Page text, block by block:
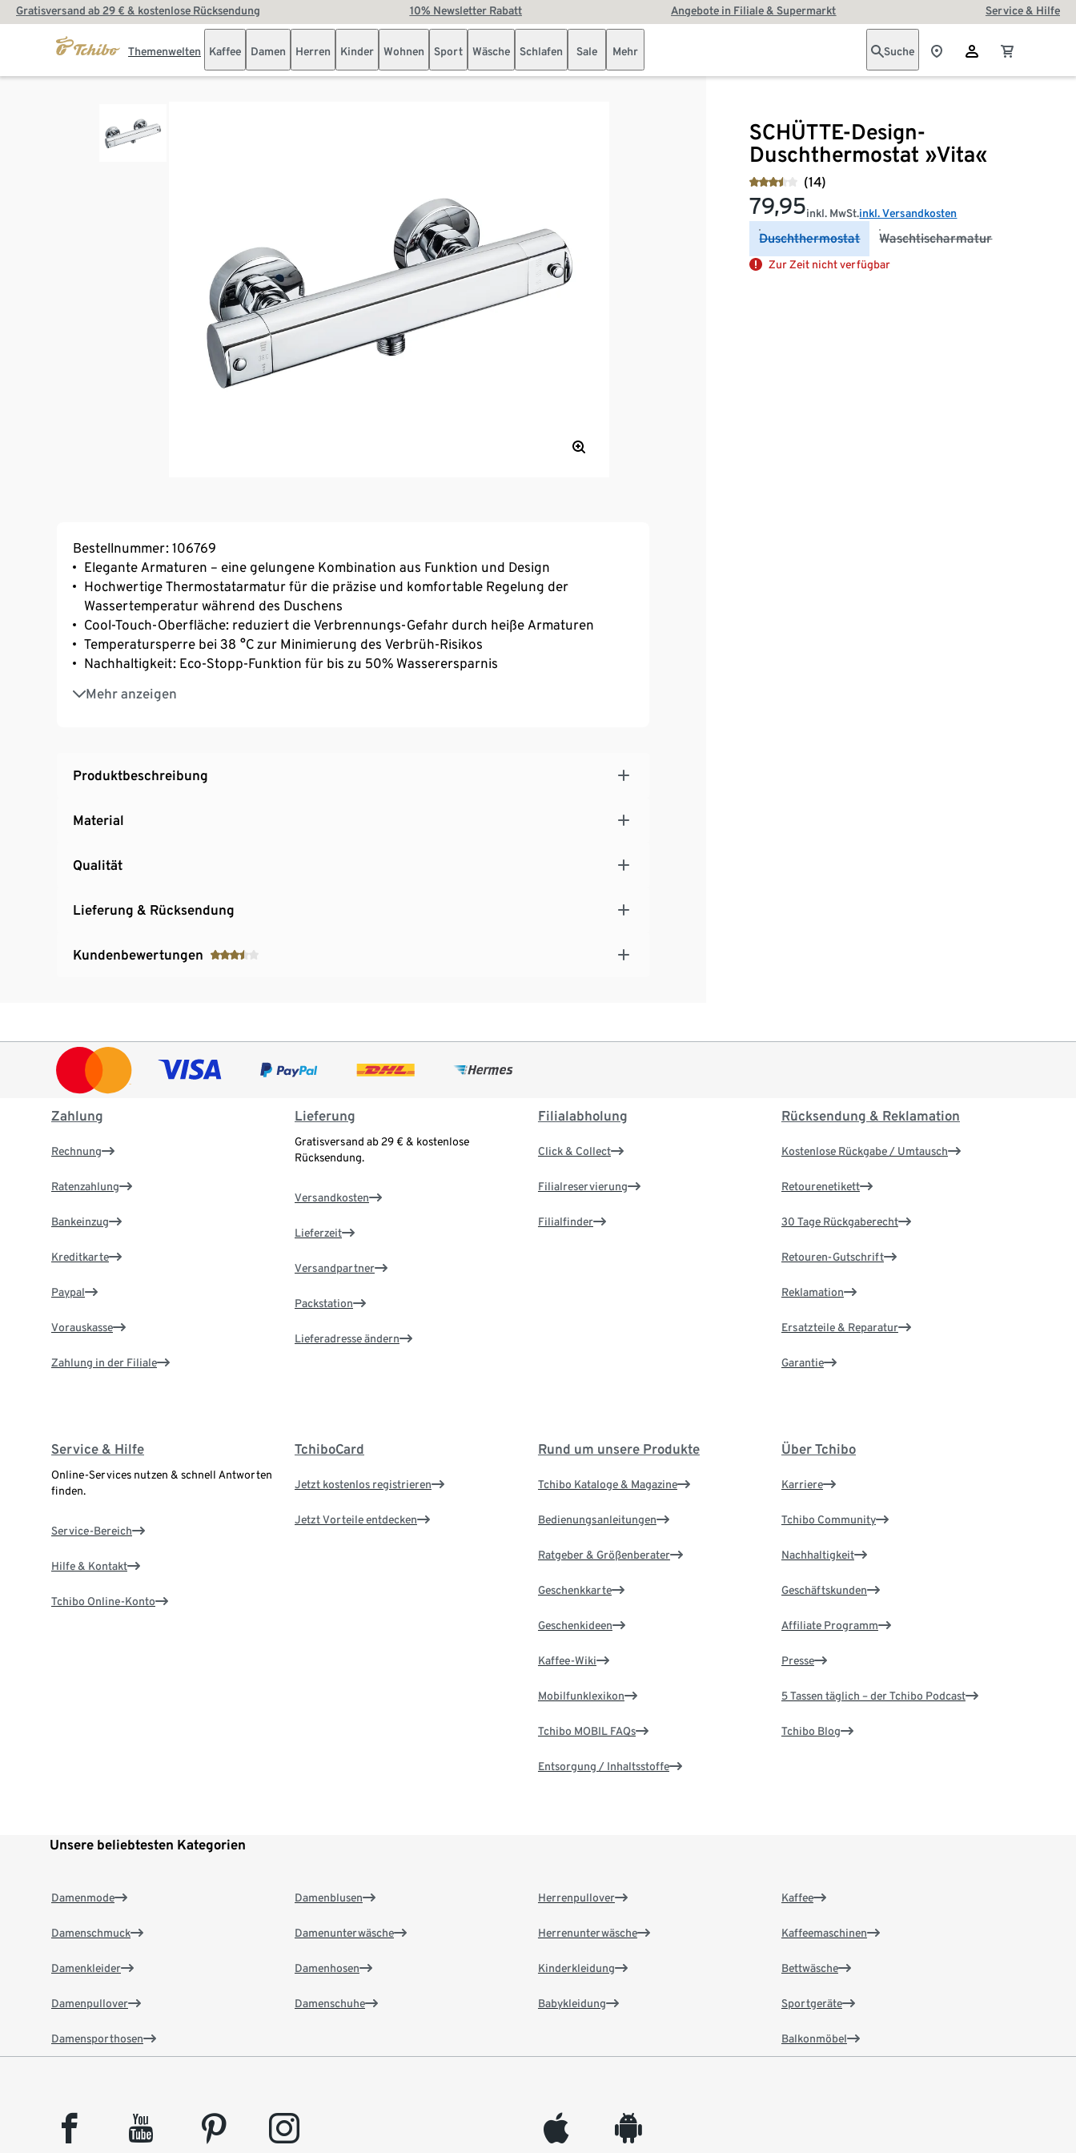
Gratisversand ab 29 € & kostenlose Rücksendung 10% Newsletter Rabatt Angebote in Filiale & Supermarkt Service & Hilfe
Themenwelten Kaffee Damen Herren Kinder Wohnen Sport Wäsche Schlafen Sale Mehr Suche
SCHÜTTE-Design-
Duschthermostat »Vita«
(14)
79,95inkl. MwSt.inkl. Versandkosten
Duschthermostat Waschtischarmatur
Zur Zeit nicht verfügbar
Bestellnummer: 106769
Elegante Armaturen – eine gelungene Kombination aus Funktion und Design
Hochwertige Thermostatarmatur für die präzise und komfortable Regelung der
Wassertemperatur während des Duschens
Cool-Touch-Oberfläche: reduziert die Verbrennungs-Gefahr durch heiße Armaturen
Temperatursperre bei 38 °C zur Minimierung des Verbrüh-Risikos
Nachhaltigkeit: Eco-Stopp-Funktion für bis zu 50% Wasserersparnis
Mehr anzeigen
Qualität: geräuscharme Thermostat-Kartusche mit langlebigen, keramischen Dichtungen
Inkl. 1/2"(Ø ca. 1,9 cm)-Standard-Brauseschlauchanschluss
Produktbeschreibung
Material
Qualität
Lieferung & Rücksendung
Kundenbewertungen
Zahlung
Rechnung
Ratenzahlung
Bankeinzug
Kreditkarte
Paypal
Vorauskasse
Zahlung in der Filiale
Lieferung
Gratisversand ab 29 € & kostenlose
Rücksendung.
Versandkosten
Lieferzeit
Versandpartner
Packstation
Lieferadresse ändern
Filialabholung
Click & Collect
Filialreservierung
Filialfinder
Rücksendung & Reklamation
Kostenlose Rückgabe / Umtausch
Retourenetikett
30 Tage Rückgaberecht
Retouren-Gutschrift
Reklamation
Ersatzteile & Reparatur
Garantie
Service & Hilfe
Online-Services nutzen & schnell Antworten
finden.
Service-Bereich
Hilfe & Kontakt
Tchibo Online-Konto
TchiboCard
Jetzt kostenlos registrieren
Jetzt Vorteile entdecken
Rund um unsere Produkte
Tchibo Kataloge & Magazine
Bedienungsanleitungen
Ratgeber & Größenberater
Geschenkkarte
Geschenkideen
Kaffee-Wiki
Mobilfunklexikon
Tchibo MOBIL FAQs
Entsorgung / Inhaltsstoffe
Über Tchibo
Karriere
Tchibo Community
Nachhaltigkeit
Geschäftskunden
Affiliate Programm
Presse
5 Tassen täglich – der Tchibo Podcast
Tchibo Blog
Unsere beliebtesten Kategorien
Damenmode
Damenschmuck
Damenkleider
Damenpullover
Damensporthosen
Damenblusen
Damenunterwäsche
Damenhosen
Damenschuhe
Herrenpullover
Herrenunterwäsche
Kinderkleidung
Babykleidung
Kaffee
Kaffeemaschinen
Bettwäsche
Sportgeräte
Balkonmöbel
facebook youtube pinterest instagram appleinc android